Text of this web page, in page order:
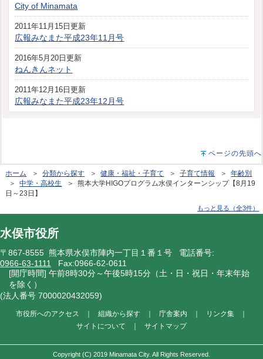
City of Minamata
2011年11月15日更新
広報みなまた平成23年11月号
2016年5月20日更新
ねんきんネット
2011年12月16日更新
広報みなまた平成23年12月号
ページの先頭へ
ホーム ＞分類から探す ＞健康・福祉・子育て ＞子育て情報 ＞年齢別
＞中学・高校生
＞ 熊本大学HIGOプログラム水俣インターンシップ【8月19
日～23日】
もっと見る（全3件）
水俣市役所
〒867-8555 熊本県水俣市陣内一丁目１番１号 電話番号:
0966-63-1111 Fax:0966-62-0611
[開庁時間] 午前8時30分～午後5時15分（土・日・祝日・年末年始
を除く）
(法人番号 7000020432059)
市役所へのアクセス 組織から探す 庁舎案内 リンク集
サイトについて
サイトマップ
Copyright (C) 2019 Minamata City. All Rights Reserved.